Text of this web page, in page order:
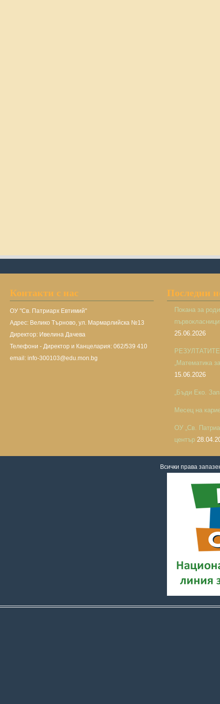
Контакти с нас
ОУ "Св. Патриарх Евтимий"
Адрес: Велико Търново, ул. Мармарлийска №13
Директор: Ивелина Дачева
Телефони - Директор и Канцелария: 062/539 410
email: info-300103@edu.mon.bg
Последни
Покана за
25.06.2026
РЕЗУЛТАТИТЕ
„Математика
15.06.2026
„Бъди Еко.
Месец на
ОУ „Св.
център
Всички права